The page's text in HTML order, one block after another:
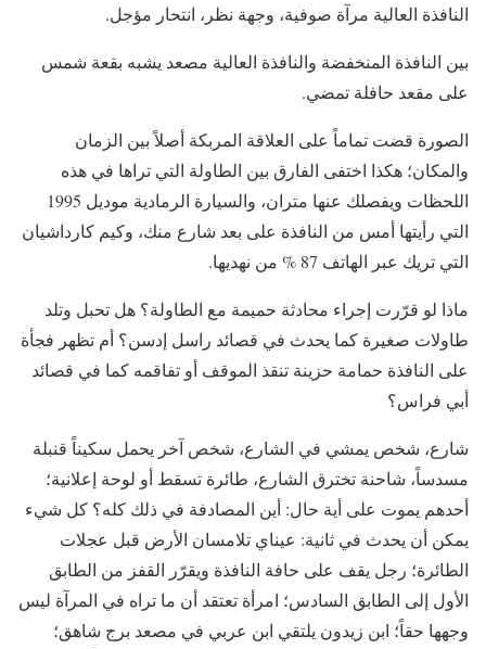
النافذة العالية مرآة صوفية، وجهة نظر، انتحار مؤجل.
بين النافذة المنخفضة والنافذة العالية مصعد يشبه بقعة شمس
على مقعد حافلة تمضي.
الصورة قضت تماماً على العلاقة المربكة أصلاً بين الزمان
والمكان؛ هكذا اختفى الفارق بين الطاولة التي تراها في هذه
اللحظات ويفصلك عنها متران، والسيارة الرمادية موديل 1995
التي رأيتها أمس من النافذة على بعد شارع منك، وكيم كارداشيان
التي تريك عبر الهاتف 87 % من نهديها.
ماذا لو قرّرت إجراء محادثة حميمة مع الطاولة؟ هل تحبل وتلد
طاولات صغيرة كما يحدث في قصائد راسل إدسن؟ أم تظهر فجأة
على النافذة حمامة حزينة تنقذ الموقف أو تفاقمه كما في قصائد
أبي فراس؟
شارع، شخص يمشي في الشارع، شخص آخر يحمل سكيناً قنبلة
مسدساً، شاحنة تخترق الشارع، طائرة تسقط أو لوحة إعلانية؛
أحدهم يموت على أية حال: أين المصادفة في ذلك كله؟ كل شيء
يمكن أن يحدث في ثانية: عيناي تلامسان الأرض قبل عجلات
الطائرة؛ رجل يقف على حافة النافذة ويقرّر القفز من الطابق
الأول إلى الطابق السادس؛ امرأة تعتقد أن ما تراه في المرآة ليس
وجهها حقاً؛ ابن زيدون يلتقي ابن عربي في مصعد برج شاهق؛